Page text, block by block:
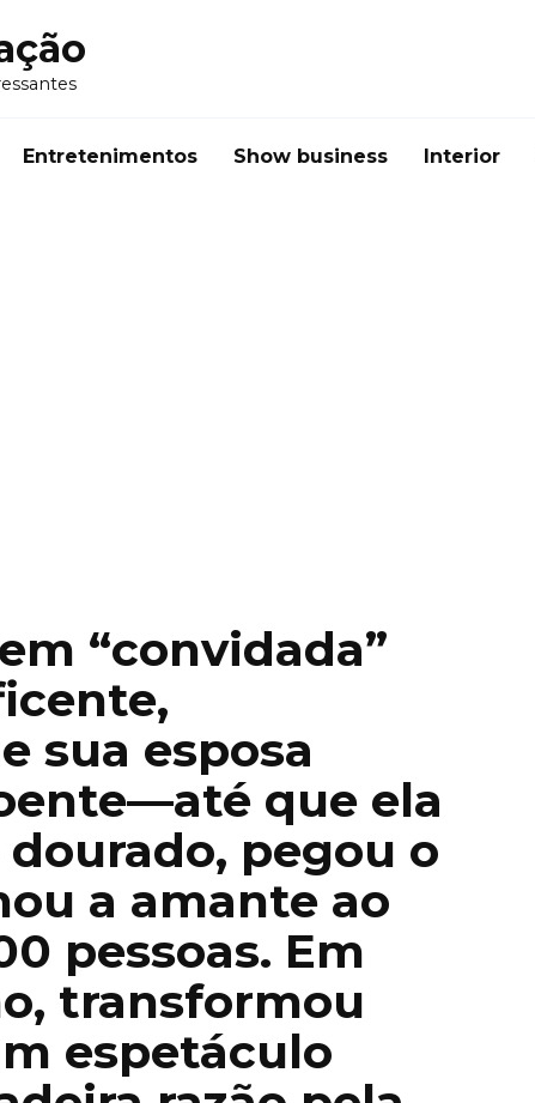
Entretenimentos Show business Interior
“convidada”
sua esposa
que ela
pegou o
a amante ao
pessoas. Em
transformou
espetáculo